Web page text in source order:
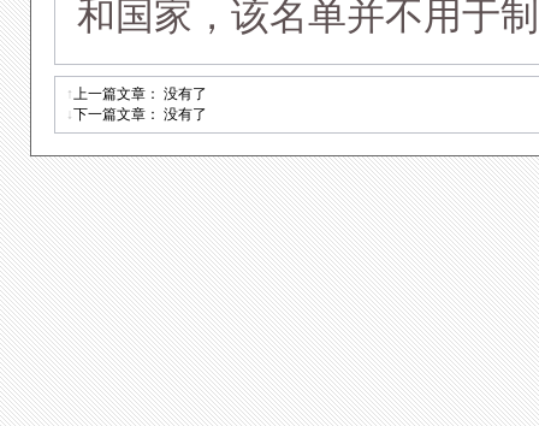
和国家，该名单并不用于
↑上一篇文章： 没有了
↓下一篇文章： 没有了